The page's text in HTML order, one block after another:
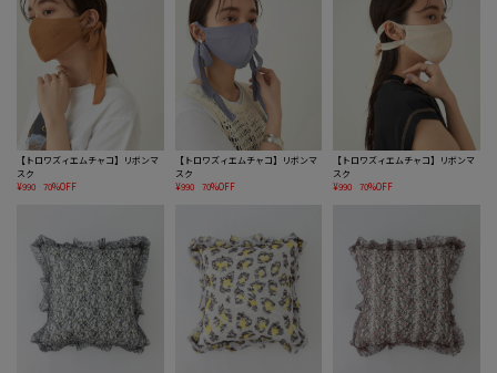
【トロワズィエムチャコ】リボンマ
スク
¥990
70%OFF
【トロワズィエムチャコ】リボンマ
スク
¥990
70%OFF
【トロワズィエムチャコ】リボンマ
スク
¥990
70%OFF